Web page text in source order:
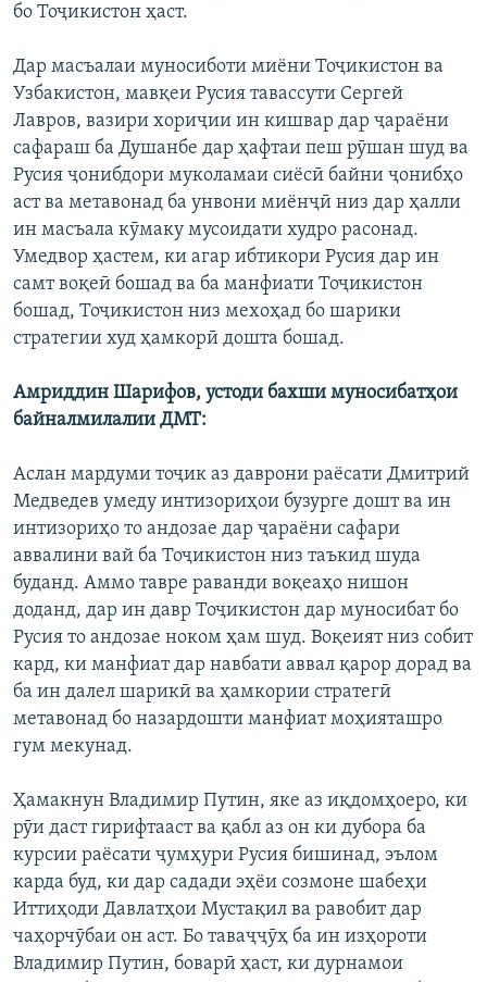
бо Тоҷикистон ҳаст.
Дар масъалаи муносиботи миёни Тоҷикистон ва
Узбакистон, мавқеи Русия тавассути Сергей
Лавров, вазири хориҷии ин кишвар дар ҷараёни
сафараш ба Душанбе дар ҳафтаи пеш рӯшан шуд ва
Русия ҷонибдори муколамаи сиёсӣ байни ҷонибҳо
аст ва метавонад ба унвони миёнҷӣ низ дар ҳалли
ин масъала кӯмаку мусоидати худро расонад.
Умедвор ҳастем, ки агар ибтикори Русия дар ин
самт воқеӣ бошад ва ба манфиати Тоҷикистон
бошад, Тоҷикистон низ мехоҳад бо шарики
стратегии худ ҳамкорӣ дошта бошад.
Амриддин Шарифов, устоди бахши муносибатҳои
байналмилалии ДМТ:
Аслан мардуми тоҷик аз даврони раёсати Дмитрий
Медведев умеду интизориҳои бузурге дошт ва ин
интизориҳо то андозае дар ҷараёни сафари
аввалини вай ба Тоҷикистон низ таъкид шуда
буданд. Аммо тавре раванди воқеаҳо нишон
доданд, дар ин давр Тоҷикистон дар муносибат бо
Русия то андозае ноком ҳам шуд. Воқеият низ собит
кард, ки манфиат дар навбати аввал қарор дорад ва
ба ин далел шарикӣ ва ҳамкории стратегӣ
метавонад бо назардошти манфиат моҳияташро
гум мекунад.
Ҳамакнун Владимир Путин, яке аз иқдомҳоеро, ки
рӯи даст гирифтааст ва қабл аз он ки дубора ба
курсии раёсати ҷумҳури Русия бишинад, эълом
карда буд, ки дар садади эҳёи созмоне шабеҳи
Иттиҳоди Давлатҳои Мустақил ва равобит дар
чаҳорчӯбаи он аст. Бо таваҷҷӯҳ ба ин изҳороти
Владимир Путин, боварӣ ҳаст, ки дурнамои